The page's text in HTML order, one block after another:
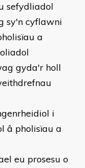
sefydliadol
sy'n cyflawni
a
gyda'r holl
i
â pholisïau a
eu prosesu o